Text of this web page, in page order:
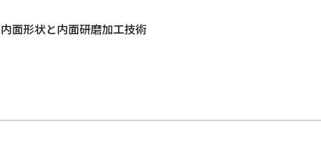
面形状と内面研磨加工技術